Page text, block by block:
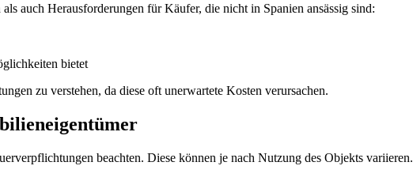
auch Herausforderungen für Käufer, die nicht in Spanien ansässig sind:
bietet
zu verstehen, da diese oft unerwartete Kosten verursachen.
beachten. Diese können je nach Nutzung des Objekts variieren.